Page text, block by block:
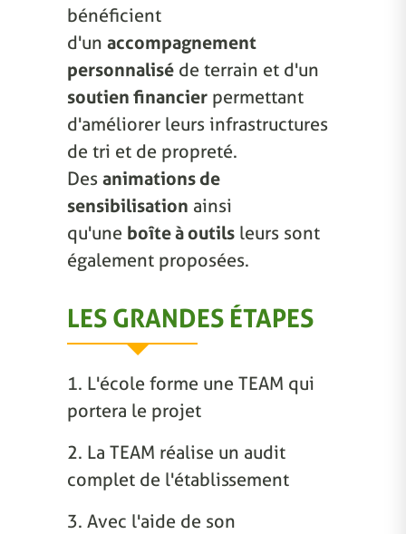
bénéficient
d'un accompagnement
personnalisé de terrain et d'un
soutien financier permettant
d'améliorer leurs infrastructures
de tri et de propreté.
Des animations de
sensibilisation ainsi
qu'une boîte à outils leurs sont
également proposées.
LES GRANDES ÉTAPES
1. L'école forme une TEAM qui
portera le projet
2. La TEAM réalise un audit
complet de l'établissement
3. Avec l'aide de son